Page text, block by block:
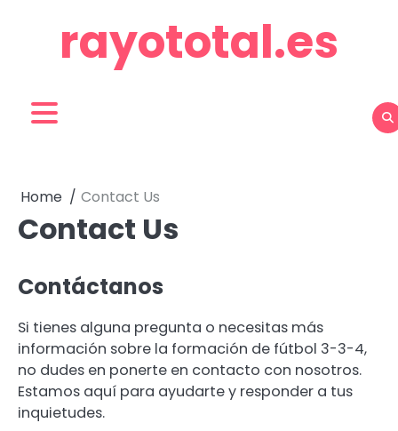
rayototal.es
Home Contact Us
Contact Us
Contáctanos
Si tienes alguna pregunta o necesitas más
información sobre la formación de fútbol 3-3-4,
no dudes en ponerte en contacto con nosotros.
Estamos aquí para ayudarte y responder a tus
inquietudes.